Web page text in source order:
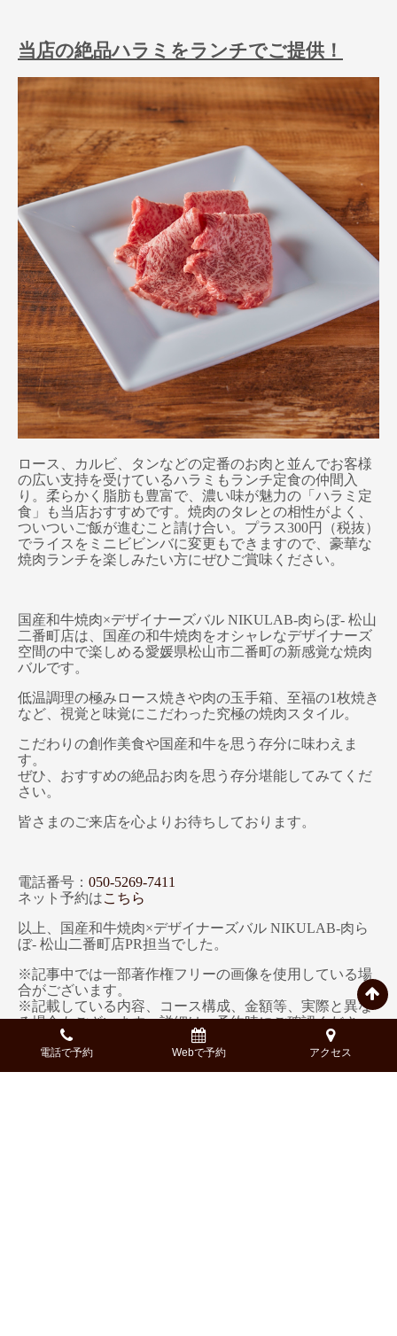
当店の絶品ハラミをランチでご提供！
ロース、カルビ、タンなどの定番のお肉と並んでお客様
の広い支持を受けているハラミもランチ定食の仲間入
り。 柔らかく脂肪も豊富で 濃い味が魅力の 「ハラミ定
食」も当店おすすめです。焼肉のタレとの相性がよく、
ついついご飯が進むこと請け合い。プラス300円（税抜）
でライスをミニビビンバに変更もできますので、豪華な
焼肉ランチを楽しみたい方にぜひご賞味ください。
国産和牛焼肉×デザイナーズバル NIKULAB-肉らぼ- 松山
二番町店は、国産の和牛焼肉をオシャレなデザイナーズ
空間の中で楽しめる愛媛県松山市二番町の新感覚な焼肉
バルです。
低温調理の極みロース焼きや肉の玉手箱、至福の1枚焼き
など、視覚と味覚にこだわった究極の焼肉スタイル。
こだわりの創作美食や国産和牛を思う存分に味わえま
す。
ぜひ、おすすめの絶品お肉を思う存分堪能してみてくだ
さい。
皆さまのご来店を心よりお待ちしております。
電話番号： 050-5269-7411
ネット予約はこちら
以上、国産和牛焼肉×デザイナーズバル NIKULAB-肉ら
ぼ- 松山二番町店PR担当でした。
※記事中では一部著作権フリーの画像を使用している場
合がございます。
※記載している内容、コース構成、金額等、実際と異な
る場合もございます。詳細は、予約時にご確認くださ
電話で予約 Webで予約 アクセス